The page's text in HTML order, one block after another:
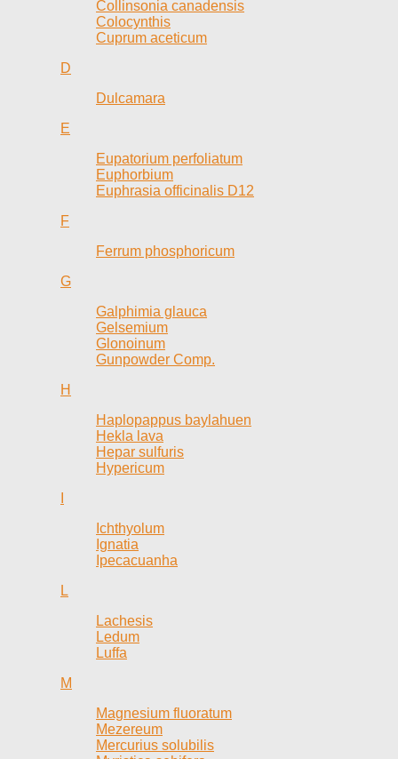
Collinsonia canadensis
Colocynthis
Cuprum aceticum
D
Dulcamara
E
Eupatorium perfoliatum
Euphorbium
Euphrasia officinalis D12
F
Ferrum phosphoricum
G
Galphimia glauca
Gelsemium
Glonoinum
Gunpowder Comp.
H
Haplopappus baylahuen
Hekla lava
Hepar sulfuris
Hypericum
Ichthyolum
Ignatia
Ipecacuanha
L
Lachesis
Ledum
Luffa
M
Magnesium fluoratum
Mezereum
Mercurius solubilis